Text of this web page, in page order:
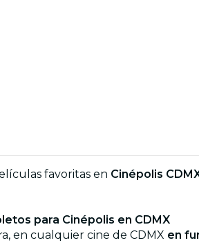
favoritas en Cinépolis
para Cinépolis en CDMX
en cualquier cine de CDMX en